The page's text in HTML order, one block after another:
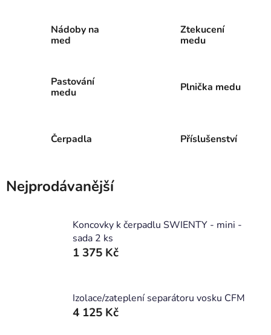
Nádoby na
med
Ztekucení
medu
Pastování
medu
Plnička medu
Čerpadla Příslušenství
Nejprodávanější
Koncovky k čerpadlu SWIENTY - mini -
sada 2 ks
1 375 Kč
Izolace/zateplení separátoru vosku CFM
4 125 Kč